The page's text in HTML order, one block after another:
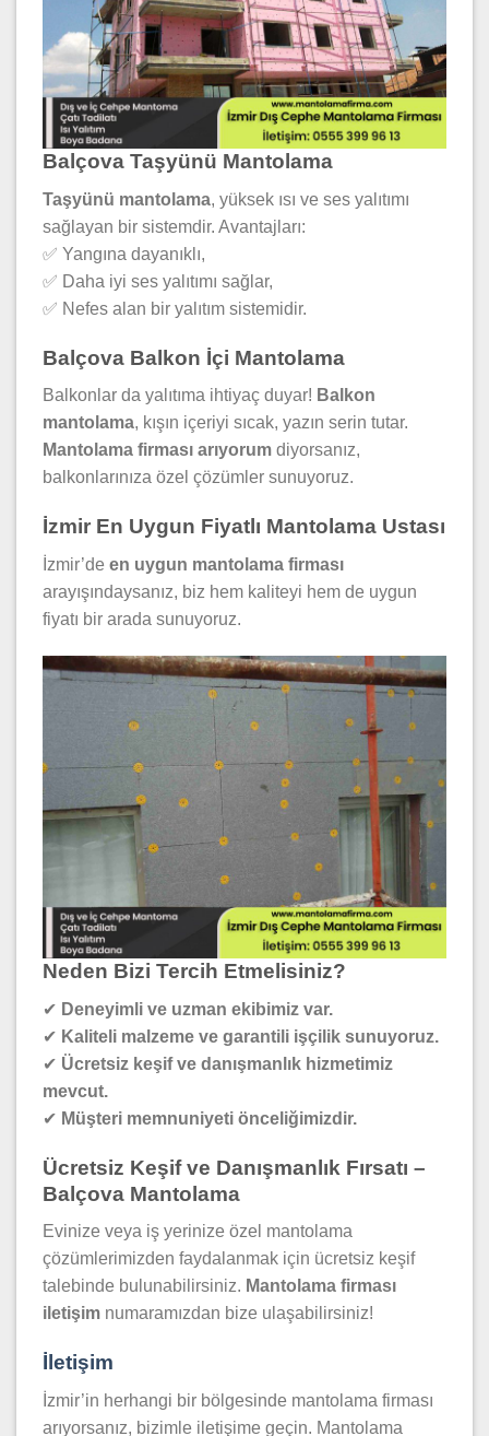
Balçova Taşyünü Mantolama
Taşyünü mantolama, yüksek ısı ve ses yalıtımı
sağlayan bir sistemdir. Avantajları:
✅ Yangına dayanıklı,
✅ Daha iyi ses yalıtımı sağlar,
✅ Nefes alan bir yalıtım sistemidir.
Balçova Balkon İçi Mantolama
Balkonlar da yalıtıma ihtiyaç duyar! Balkon
mantolama, kışın içeriyi sıcak, yazın serin tutar.
Mantolama firması arıyorum diyorsanız,
balkonlarınıza özel çözümler sunuyoruz.
İzmir En Uygun Fiyatlı Mantolama Ustası
İzmir’de en uygun mantolama firması
arayışındaysanız, biz hem kaliteyi hem de uygun
fiyatı bir arada sunuyoruz.
Neden Bizi Tercih Etmelisiniz?
✔ Deneyimli ve uzman ekibimiz var.
✔ Kaliteli malzeme ve garantili işçilik sunuyoruz.
✔ Ücretsiz keşif ve danışmanlık hizmetimiz
mevcut.
✔ Müşteri memnuniyeti önceliğimizdir.
Ücretsiz Keşif ve Danışmanlık Fırsatı –
Balçova Mantolama
Evinize veya iş yerinize özel mantolama
çözümlerimizden faydalanmak için ücretsiz keşif
talebinde bulunabilirsiniz. Mantolama firması
iletişim numaramızdan bize ulaşabilirsiniz!
İletişim
İzmir’in herhangi bir bölgesinde mantolama firması
arıyorsanız, bizimle iletişime geçin. Mantolama